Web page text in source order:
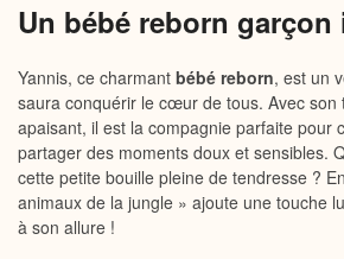
Un bébé reborn
Yannis, ce charmant bébé reborn, est un
saura conquérir le cœur de tous. Avec son
apaisant, il est la compagnie parfaite pour
partager des moments doux et sensibles.
cette petite bouille pleine de tendresse ?
animaux de la jungle » ajoute une touche
à son allure !